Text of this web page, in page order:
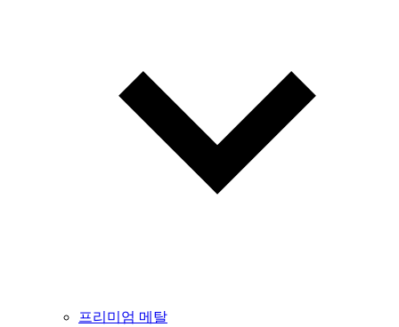
프리미엄 메탈